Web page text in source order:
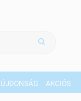
ÚJDONSÁG AKCIÓS